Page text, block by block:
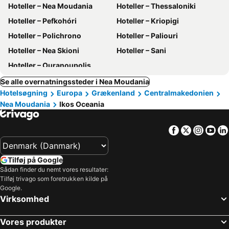
Hoteller – Nea Moudania
Hoteller – Thessaloniki
Hoteller – Pefkohóri
Hoteller – Kriopigi
Hoteller – Polichrono
Hoteller – Paliouri
Hoteller – Nea Skioni
Hoteller – Sani
Hoteller – Ouranoupolis
Se alle overnatningssteder i Nea Moudania
Hotelsøgning
Europa Grækenland
Centralmakedonien
Nea Moudania
Ikos Oceania
Facebook
Twitter
Tilføj på Google
Sådan finder du nemt vores resultater:
Tilføj trivago som foretrukken kilde på
Google.
Virksomhed
Vores produkter